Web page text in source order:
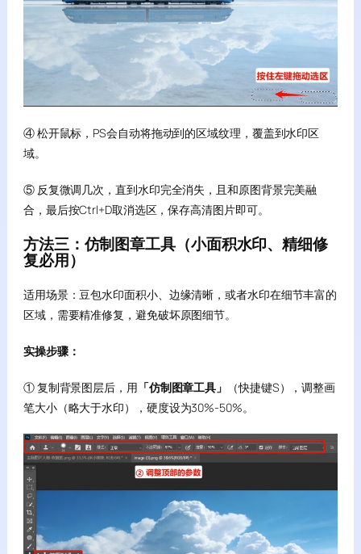
④ 松开鼠标，PS会自动将拖动到的区域纹理，覆盖到水印区
域。
⑤ 反复微调几次，直到水印完全消失，且和原图背景完美融
合，最后按Ctrl+D取消选区，保存高清图片即可。
方法三：仿制图章工具（小面积水印、精细修
复必用）
适用场景：豆包水印面积小、边缘清晰，或者水印在细节丰富的
区域，需要精准修复，避免破坏原图细节。
实操步骤：
① 复制背景图层后，用 「仿制图章工具」
（快捷键S），调整画
笔大小（略大于水印），硬度设为30%-50%。